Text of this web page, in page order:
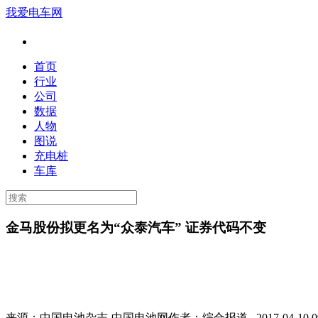
我爱电车网
首页
行业
公司
数据
人物
图说
充电桩
车库
金马股份拟更名为“众泰汽车” 证券代码不变